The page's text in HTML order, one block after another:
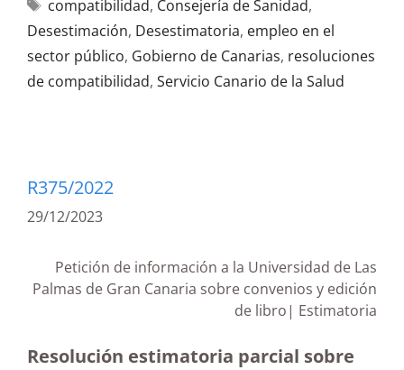
compatibilidad, Consejería de Sanidad,
Desestimación, Desestimatoria, empleo en el
sector público, Gobierno de Canarias, resoluciones
de compatibilidad, Servicio Canario de la Salud
R375/2022
29/12/2023
Petición de información a la Universidad de Las
Palmas de Gran Canaria sobre convenios y edición
de libro| Estimatoria
Resolución estimatoria parcial sobre